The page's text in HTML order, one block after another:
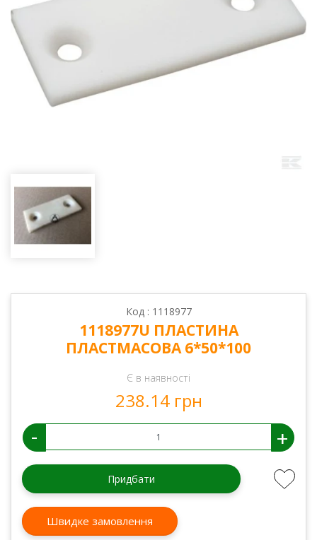
Код : 1118977
1118977U ПЛАСТИНА
ПЛАСТМАСОВА 6*50*100
Є в наявності
238.14 грн
- +
Придбати
Швидке замовлення